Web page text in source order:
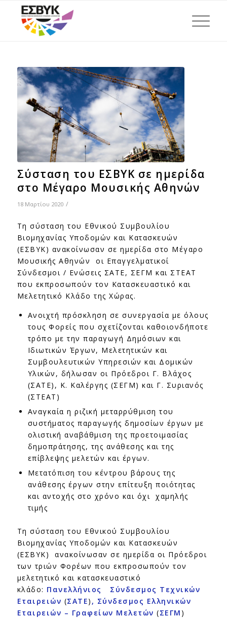
Σύσταση του ΕΣΒΥΚ σε ημερίδα
στο Μέγαρο Μουσικής Αθηνών
18 Μαρτίου 2020 /
Τη σύσταση του Εθνικού Συμβουλίου
Βιομηχανίας Υποδομών και Κατασκευών
(ΕΣΒΥΚ) ανακοίνωσαν σε ημερίδα στο Μέγαρο
Μουσικής Αθηνών οι Επαγγελματικοί
Σύνδεσμοι / Ενώσεις ΣΑΤΕ, ΣΕΓΜ και ΣΤΕΑΤ
που εκπροσωπούν τον Κατασκευαστικό και
Μελετητικό Κλάδο της Χώρας.
Ανοιχτή πρόσκληση σε συνεργασία με όλους
τους Φορείς που σχετίζονται καθοιονδήποτε
τρόπο με την παραγωγή Δημόσιων και
Ιδιωτικών Έργων, Μελετητικών και
Συμβουλευτικών Υπηρεσιών και Δομικών
Υλικών, δήλωσαν οι Πρόεδροι Γ. Βλάχος
(ΣΑΤΕ), Κ. Καλέργης (ΣΕΓΜ) και Γ. Συριανός
(ΣΤΕΑΤ)
Αναγκαία η ριζική μεταρρύθμιση του
συστήματος παραγωγής δημοσίων έργων με
ολιστική αναβάθμιση της προετοιμασίας
δημοπράτησης, της ανάθεσης και της
επίβλεψης μελετών και έργων.
Μετατόπιση του κέντρου βάρους της
ανάθεσης έργων στην επίτευξη ποιότητας
και αντοχής στο χρόνο και όχι χαμηλής
τιμής
Τη σύσταση του Εθνικού Συμβουλίου
Βιομηχανίας Υποδομών και Κατασκευών
(ΕΣΒΥΚ) ανακοίνωσαν σε ημερίδα οι Πρόεδροι
των τριών Φορέων που εκπροσωπούν τον
μελετητικό και κατασκευαστικό
κλάδο: Πανελλήνιος Σύνδεσμος Τεχνικών
Εταιρειών (ΣΑΤΕ) , Σύνδεσμος Ελληνικών
Εταιρειών – Γραφείων Μελετών(ΣΕΓΜ )